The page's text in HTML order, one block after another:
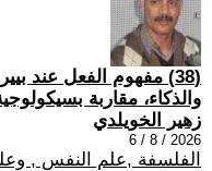
(38) مفهوم الفعل عند
والذكاء، مقاربة
زهير الخويلدي
2026 / 8 / 6
الفلسفة ,علم النفس ,